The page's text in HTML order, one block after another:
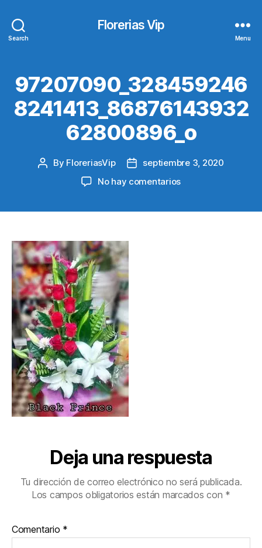
Search
Florerias Vip
Menu
97207090_328459246
8241413_86876143932
62800896_o
Post
By FloreriasVip
Postseptiembre 3, 2020
No hay comentariosen
Deja una respuesta
Tu dirección de correo electrónico no será publicada.
Los campos obligatorios están marcados con *
Comentario *